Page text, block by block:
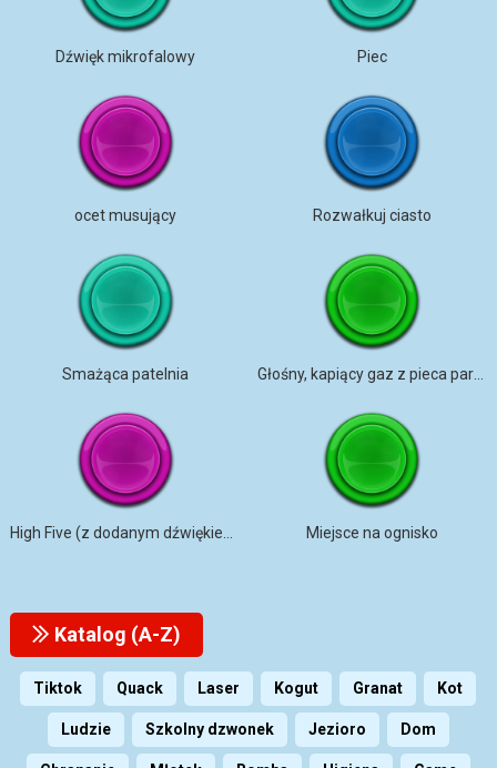
Dźwięk mikrofalowy Piec
ocet musujący Rozwałkuj ciasto
Smażąca patelnia Głośny, kapiący gaz z pieca parowego
Miejsce na ognisko
Katalog (A-Z)
Tiktok Quack Laser Kogut Granat Kot
Ludzie Szkolny dzwonek Jezioro Dom